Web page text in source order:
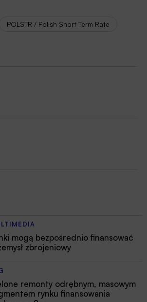
POLSTR / Polish Short Term Rate
mogą bezpośrednio finansować
zbrojeniowy
remonty odrębnym, masowym
rynku finansowania